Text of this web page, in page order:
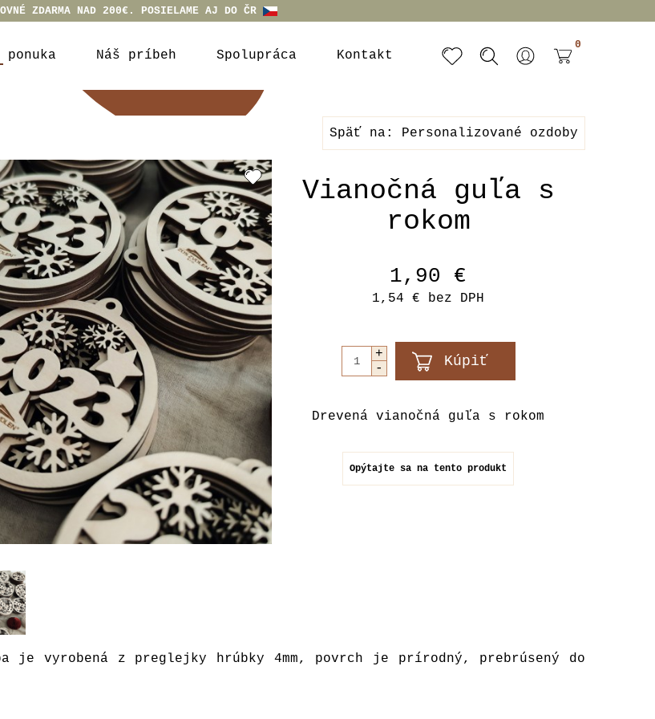
ZDARMA NAD 200€. POSIELAME AJ DO ČR
ponuka Náš príbeh Spolupráca Kontakt
0
Späť na: Personalizované ozdoby
Vianočná guľa s
rokom
1,90 €
1,54 € bez DPH
Drevená vianočná guľa s rokom
Opýtajte sa na tento produkt
je vyrobená z preglejky hrúbky 4mm, povrch je prírodný, prebrúsený do